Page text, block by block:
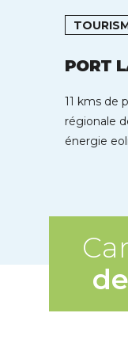
PORT
11 kms de
régionale
énergie